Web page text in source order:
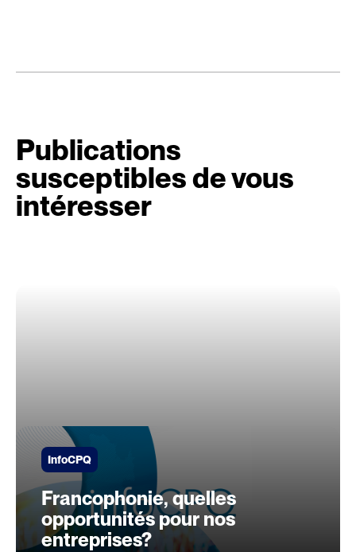
Publications
susceptibles de vous
intéresser
InfoCPQ
Francophonie, quelles
opportunités pour nos
entreprises?